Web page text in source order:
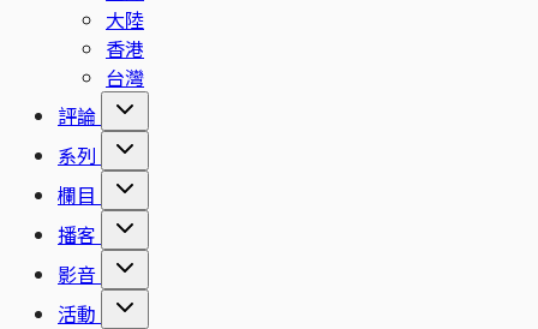
大陸
香港
台灣
評論
系列
欄目
播客
影音
活動